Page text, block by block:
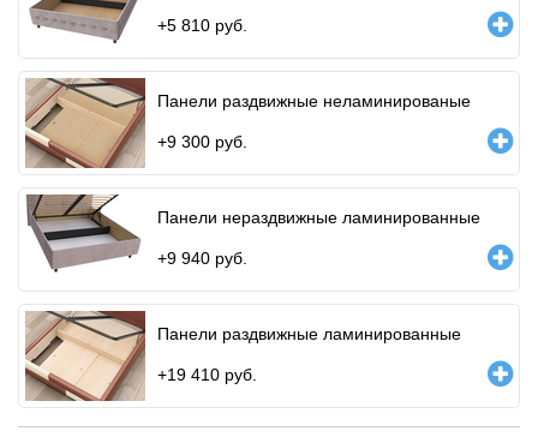
+5 810 руб.
Панели раздвижные неламинированые
+9 300 руб.
Панели нераздвижные ламинированные
+9 940 руб.
Панели раздвижные ламинированные
+19 410 руб.